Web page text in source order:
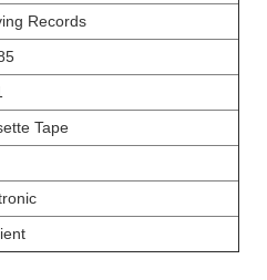
Records
Tape